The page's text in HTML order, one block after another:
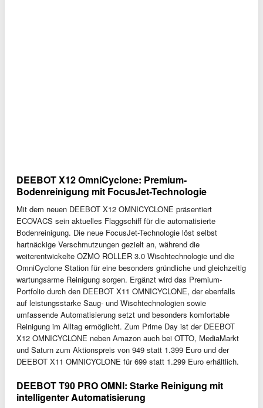
DEEBOT X12 OmniCyclone: Premium-
Bodenreinigung mit FocusJet-Technologie
Mit dem neuen DEEBOT X12 OMNICYCLONE präsentiert
ECOVACS sein aktuelles Flaggschiff für die automatisierte
Bodenreinigung. Die neue FocusJet-Technologie löst selbst
hartnäckige Verschmutzungen gezielt an, während die
weiterentwickelte OZMO ROLLER 3.0 Wischtechnologie und die
OmniCyclone Station für eine besonders gründliche und gleichzeitig
wartungsarme Reinigung sorgen. Ergänzt wird das Premium-
Portfolio durch den DEEBOT X11 OMNICYCLONE, der ebenfalls
auf leistungsstarke Saug- und Wischtechnologien sowie
umfassende Automatisierung setzt und besonders komfortable
Reinigung im Alltag ermöglicht. Zum Prime Day ist der DEEBOT
X12 OMNICYCLONE neben Amazon auch bei OTTO, MediaMarkt
und Saturn zum Aktionspreis von 949 statt 1.399 Euro und der
DEEBOT X11 OMNICYCLONE für 699 statt 1.299 Euro erhältlich.
DEEBOT T90 PRO OMNI: Starke Reinigung mit
intelligenter Automatisierung